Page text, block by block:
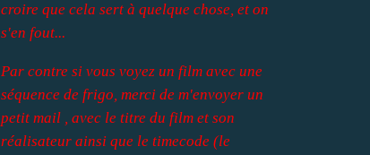
croire que cela sert à quelque chose, et on
s'en fout...
Par contre si vous voyez un film avec une
séquence de frigo, merci de m'envoyer un
petit mail , avec le titre du film et son
réalisateur ainsi que le timecode (le